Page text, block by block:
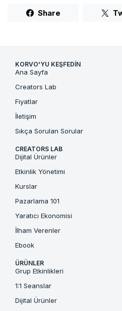
Share
KORVO'YU KEŞFEDIN
Ana Sayfa
Creators Lab
Fiyatlar
İletişim
Sıkça Sorulan Sorular
CREATORS LAB
Dijital Ürünler
Etkinlik Yönetimi
Kurslar
Pazarlama 101
Yaratıcı Ekonomisi
İlham Verenler
Ebook
ÜRÜNLER
Grup Etkinlikleri
1:1 Seanslar
Dijital Ürünler